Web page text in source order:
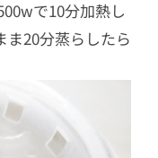
で10分加熱し
ま20分蒸らしたら